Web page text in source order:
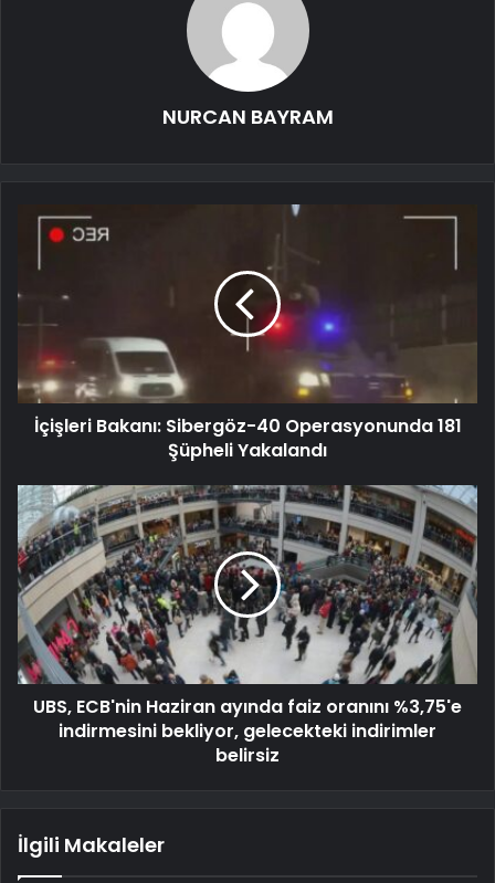
NURCAN BAYRAM
İçişleri Bakanı: Sibergöz-40 Operasyonunda 181
Şüpheli Yakalandı
UBS, ECB'nin Haziran ayında faiz oranını %3,75'e
indirmesini bekliyor, gelecekteki indirimler
belirsiz
İlgili Makaleler